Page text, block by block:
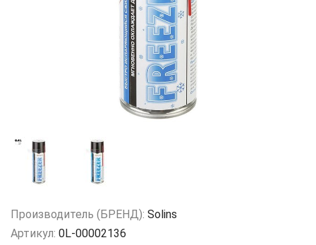
Производитель (БРЕНД): Solins
Артикул: 0L-00002136